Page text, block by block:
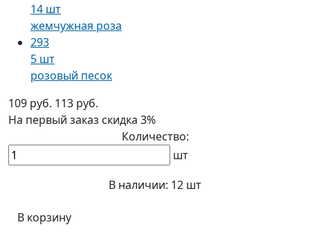
14 шт
жемчужная роза
293
5 шт
розовый песок
109 руб. 113 руб.
На первый заказ скидка 3%
Количество:
шт
В наличии: 12 шт
В корзину